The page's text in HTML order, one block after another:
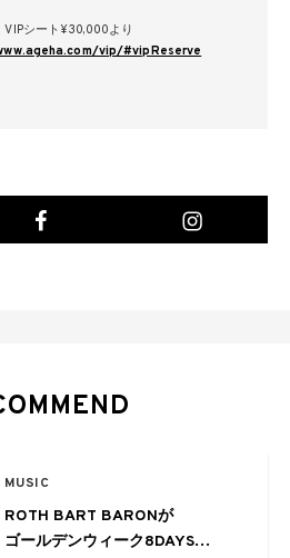
シート¥30,000より
vip/#vipReserve
MUSIC
ROTH BART BARONが
ゴールデンウィーク8DAYS